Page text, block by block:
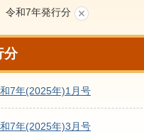
令和7年発行分
分
7年(2025年)1月号
7年(2025年)3月号